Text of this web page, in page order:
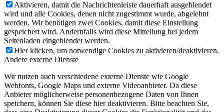
Aktivieren, damit die Nachrichtenleiste dauerhaft ausgeblendet
wird und alle Cookies, denen nicht zugestimmt wurde, abgelehnt
werden. Wir benötigen zwei Cookies, damit diese Einstellung
gespeichert wird. Andernfalls wird diese Mitteilung bei jedem
Seitenladen eingeblendet werden.
Hier klicken, um notwendige Cookies zu aktivieren/deaktivieren.
Andere externe Dienste
Wir nutzen auch verschiedene externe Dienste wie Google
Webfonts, Google Maps und externe Videoanbieter. Da diese
Anbieter möglicherweise personenbezogene Daten von Ihnen
speichern, können Sie diese hier deaktivieren. Bitte beachten Sie,